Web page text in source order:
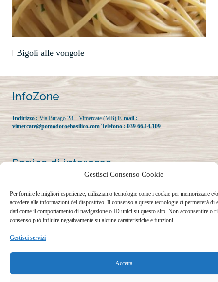
Gestisci Consenso Cookie
Per fornire le migliori esperienze, utilizziamo tecnologie come i cookie per memorizzare e/o
accedere alle informazioni del dispositivo. Il consenso a queste tecnologie ci permetterà di
dati come il comportamento di navigazione o ID unici su questo sito. Non acconsentire o
consenso può influire negativamente su alcune caratteristiche e funzioni.
Gestisci servizi
Accetta
Bigoli alle vongole
InfoZone
Indirizzo : Via Burago 28 – Vimercate (MB) E-mail :
vimercate@pomodoroebasilico.com Telefono : 039 66.14.109
Pagine di interesse
Termini e condizioni di navigazione
Cookie Policy (UE)
Contributi statali
I nostri Social